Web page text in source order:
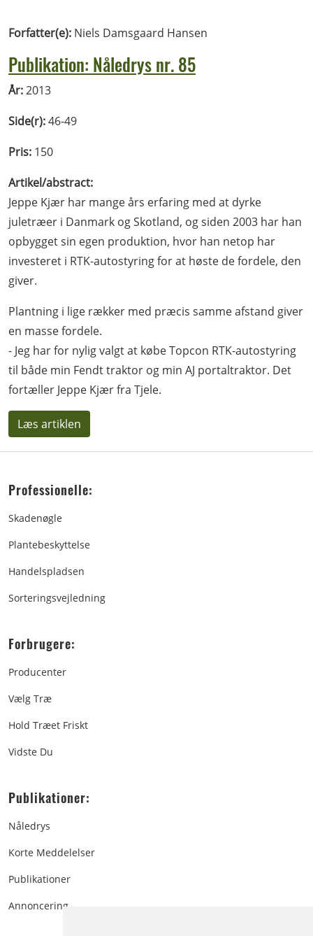
Forfatter(e): Niels Damsgaard Hansen
Publikation: Nåledrys nr. 85
År:2013
Side(r):46-49
Pris: 150
Artikel/abstract:
Jeppe Kjær har mange års erfaring med at dyrke
juletræer i Danmark og Skotland, og siden 2003 har han
opbygget sin egen produktion, hvor han netop har
investeret i RTK-autostyring for at høste de fordele, den
giver.
Plantning i lige rækker med præcis samme afstand giver
en masse fordele.
- Jeg har for nylig valgt at købe Topcon RTK-autostyring
til både min Fendt traktor og min AJ portaltraktor. Det
fortæller Jeppe Kjær fra Tjele.
Læs artiklen
Professionelle:
Skadenøgle
Plantebeskyttelse
Handelspladsen
Sorteringsvejledning
Forbrugere:
Producenter
Vælg Træ
Hold Træet Friskt
Vidste Du
Publikationer:
Nåledrys
Korte Meddelelser
Publikationer
Annoncering